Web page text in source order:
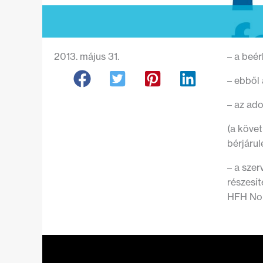
2013. május 31. – a
– ebből
– az
(a
– a
HFH